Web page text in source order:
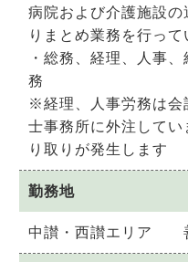
病院および介護施設
りまとめ業務を行って
・総務、経理、人事
務
※経理、人事労務は会
士事務所に外注して
り取りが発生します
勤務地
中讃・西讃エリア